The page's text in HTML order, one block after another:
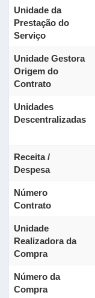
Unidade da
Prestação do
Serviço
Unidade Gestora
Origem do
Contrato
Unidades
Descentralizadas
Receita /
Despesa
Número
Contrato
Unidade
Realizadora da
Compra
Número da
Compra